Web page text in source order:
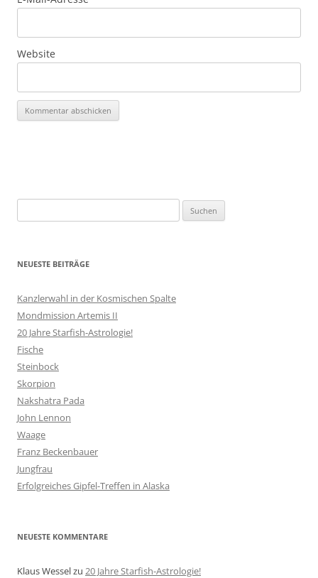
Website
nach:
NEUESTE BEITRÄGE
Kanzlerwahl in der Kosmischen Spalte
Mondmission Artemis II
20 Jahre Starfish-Astrologie!
Fische
Steinbock
Skorpion
Nakshatra Pada
John Lennon
Waage
Franz Beckenbauer
Jungfrau
Erfolgreiches Gipfel-Treffen in Alaska
NEUESTE KOMMENTARE
Klaus Wesselzu 20 Jahre Starfish-Astrologie!